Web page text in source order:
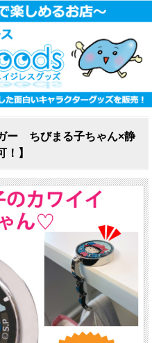
ー ちびまる子ちゃん×静
】